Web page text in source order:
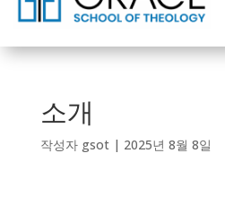
소개
작성자 gsot| 2025년 8월 8일